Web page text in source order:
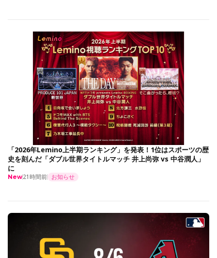
「2026年Lemino上半期ランキング」を発表！1位はスポーツの歴
史を刻んだ「ダブル世界タイトルマッチ 井上尚弥 vs 中谷潤人」
に
New21時間前 お知らせ